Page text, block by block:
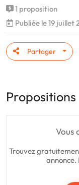
1 proposition
Publiée le 19 juillet
Partager
Propositions
Vous
Trouvez
annonce.